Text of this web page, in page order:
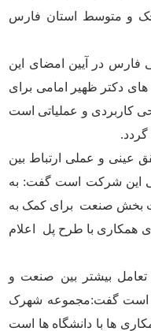
و متوسط استان فارس
در آیین امضای این
های دکتر ظهیر امامی برای
کاربردی و عملیاتی است
عینی و عملی ارتباط بین
این شرکت است گفت: به
بخش صنعت برای کمک به
همکاری با طرح پل اعلام
تعامل بیشتر بین صنعت و
است گفت:مجموعه شهرک
ها با دانشگاه ها است